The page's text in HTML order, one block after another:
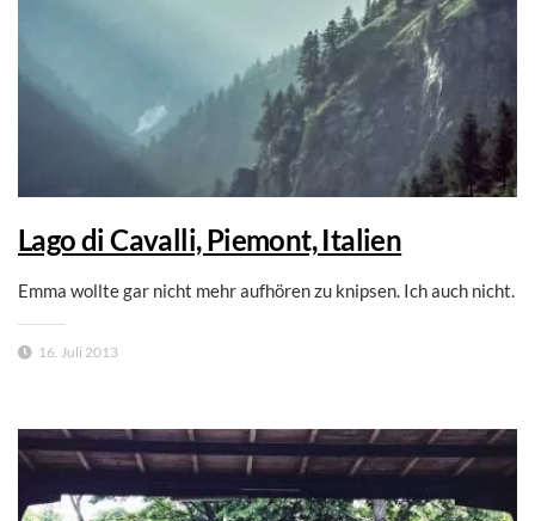
Lago di Cavalli, Piemont, Italien
Emma wollte gar nicht mehr aufhören zu knipsen. Ich auch nicht.
16. Juli 2013